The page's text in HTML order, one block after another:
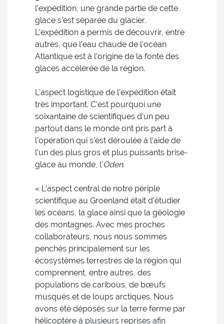
l’expédition, une grande partie de cette
glace s’est séparée du glacier.
L’expédition a permis de découvrir, entre
autres, que l’eau chaude de l’océan
Atlantique est à l’origine de la fonte des
glaces accélérée de la région.
L’aspect logistique de l’expédition était
très important. C’est pourquoi une
soixantaine de scientifiques d’un peu
partout dans le monde ont pris part à
l’opération qui s’est déroulée à l’aide de
l’un des plus gros et plus puissants brise-
glace au monde, l’Oden.
« L’aspect central de notre périple
scientifique au Groenland était d’étudier
les océans, la glace ainsi que la géologie
des montagnes. Avec mes proches
collaborateurs, nous nous sommes
penchés principalement sur les
écosystèmes terrestres de la région qui
comprennent, entre autres, des
populations de caribous, de bœufs
musqués et de loups arctiques. Nous
avons été déposés sur la terre ferme par
hélicoptère à plusieurs reprises afin